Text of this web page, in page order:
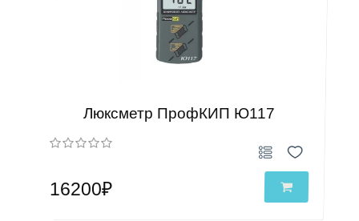
Люксметр ПрофКИП Ю117
16200₽